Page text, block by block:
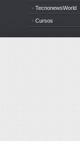
· TecnonewsWorld
· Cursos